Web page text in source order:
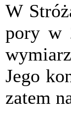
W
pory w
Jego
zatem